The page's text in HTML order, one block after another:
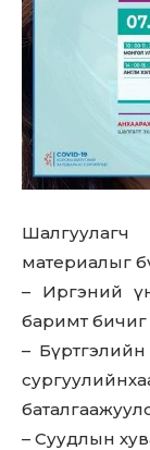
материалыг
– Иргэний
баримт бичиг
–
– Суудлын